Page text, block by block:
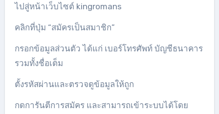
ไปสู่หน้าเว็บไซต์ kingromans
คลิกที่ปุ่ม “สมัครเป็นสมาชิก”
กรอกข้อมูลส่วนตัว ได้แก่ เบอร์โทรศัพท์ บัญชีธนาคาร
รวมทั้งชื่อเต็ม
ตั้งรหัสผ่านและตรวจดูข้อมูลให้ถูก
กดการันตีการสมัคร และสามารถเข้าระบบได้โดย